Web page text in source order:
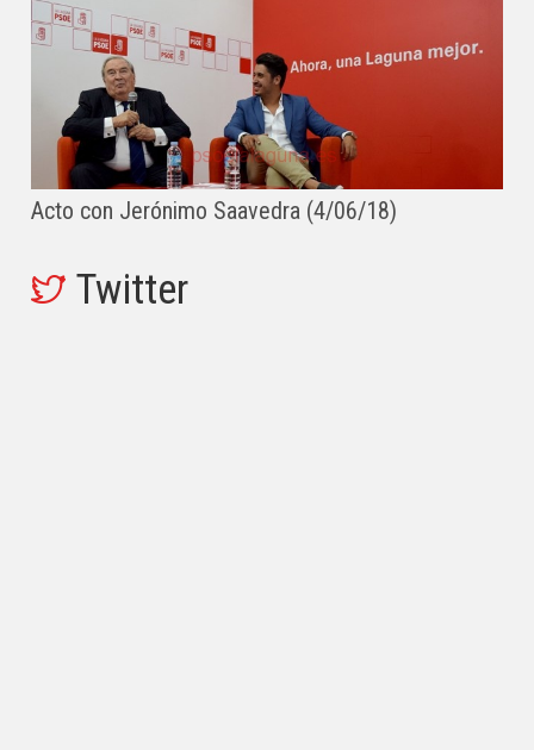
Acto con Jerónimo Saavedra (4/06/18)
Twitter